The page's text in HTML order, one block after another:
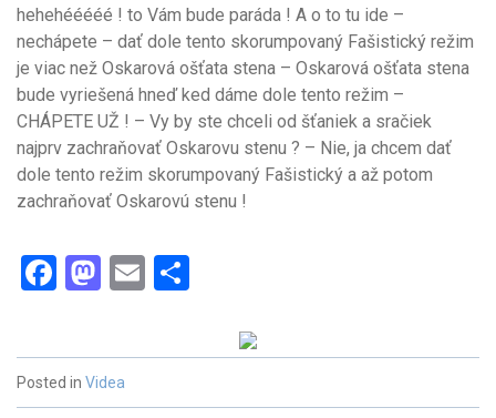
hehehééééé ! to Vám bude paráda ! A o to tu ide –
nechápete – dať dole tento skorumpovaný Fašistický režim
je viac než Oskarová ošťata stena – Oskarová ošťata stena
bude vyriešená hneď ked dáme dole tento režim –
CHÁPETE UŽ ! – Vy by ste chceli od šťaniek a sračiek
najprv zachraňovať Oskarovu stenu ? – Nie, ja chcem dať
dole tento režim skorumpovaný Fašistický a až potom
zachraňovať Oskarovú stenu !
Facebook
Mastodon
Email
Posted in Videa